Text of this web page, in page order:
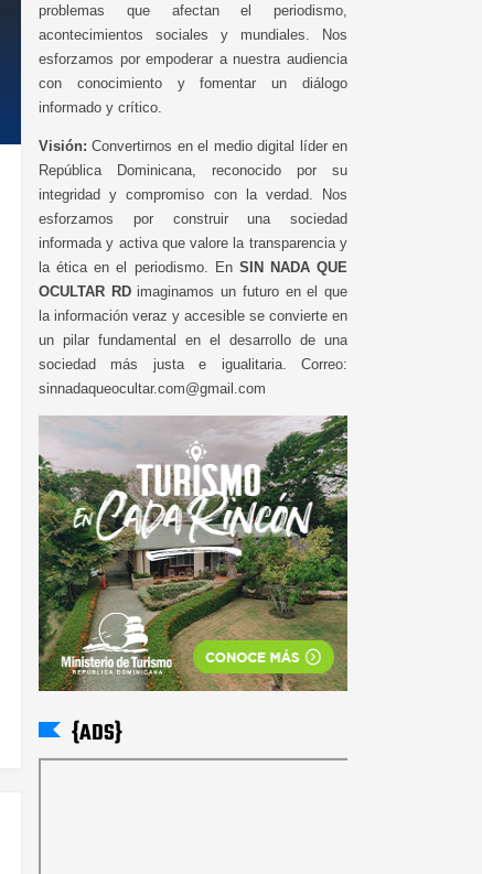
problemas que afectan el periodismo,
acontecimientos sociales y mundiales. Nos
esforzamos por empoderar a nuestra audiencia
con conocimiento y fomentar un diálogo
informado y crítico.
Visión: Convertirnos en el medio digital líder en
República Dominicana, reconocido por su
integridad y compromiso con la verdad. Nos
esforzamos por construir una sociedad
informada y activa que valore la transparencia y
la ética en el periodismo. En SIN NADA QUE
OCULTAR RDimaginamos un futuro en el que
la información veraz y accesible se convierte en
un pilar fundamental en el desarrollo de una
sociedad más justa e igualitaria. Correo:
sinnadaqueocultar.com@gmail.com
{ADS}